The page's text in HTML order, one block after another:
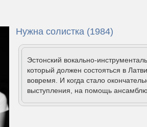
Нужна солистка (1984)
Эстонский вокально-
который должен состояться в
вовремя. И когда стало
выступления, на помощь